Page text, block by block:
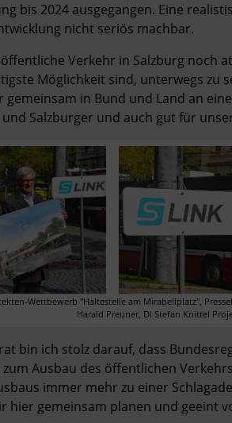
bis 2024 ausgegangen. Eine
nicht seriös machbar.
öffentliche Verkehr in Salzburg noch
Möglichkeit sind, unterwegs zu
gemeinsam in Bund und Land an
Salzburger und auch gut für
Wettbewerb "Haltestelle am Mirabellplatz",
bin ich stolz darauf, dass
Ausbau des öffentlichen
immer mehr zu einer
hier gemeinsam planen und geeint